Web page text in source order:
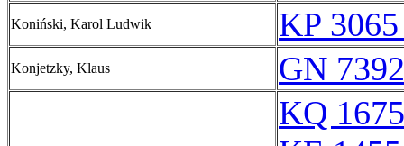
Koniński, Karol Ludwik KP
Konjetzky, Klaus GN
KQ 1675